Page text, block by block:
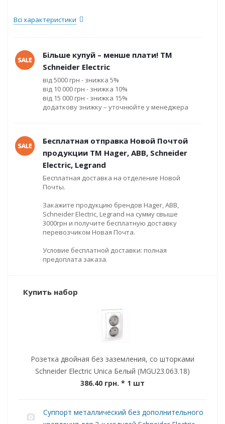
Всі характеристики
Більше купуй – менше плати! ТМ
Schneider Electric
від 5000 грн - знижка 5%
від 10 000 грн - знижка 10%
від 15 000 грн - знижка 15%
додаткову знижку – уточнюйте у менеджера
Бесплатная отправка Новой Почтой
продукции ТМ Hager, ABB, Schneider
Electric, Legrand
Бесплатная доставка на отделение Новой
Почты.
Закажите продукцию брендов Hager, ABB,
Schneider Electric, Legrand на сумму свыше
3000грн и получите бесплатную доставку
перевозчиком Новая Почта.
Условие бесплатной доставки: полная
предоплата заказа.
Купить набор
Розетка двойная без заземления, со шторками
Schneider Electric Unica Белый (MGU23.063.18)
386.40 грн. * 1 шт
Суппорт металлический без дополнительного